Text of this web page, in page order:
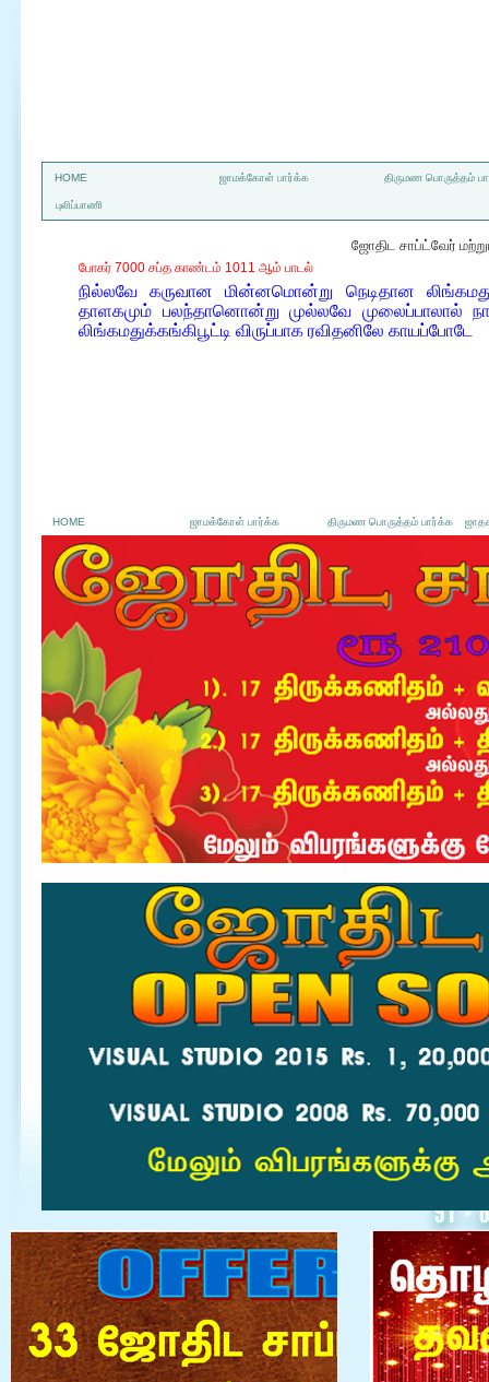
HOME ஜாமக்கோள் பார்க்க திருமண பொருத்தம்
புலிப்பாணி
ஜோதிட சாப்ட்வேர்
போகர் 7000 சப்த காண்டம் 1011 ஆம் பாடல்
நில்லவே கருவான மின்னமொன்று நெடிதான
தாளகமும் பலந்தானொன்று முல்லவே முலைப்பாலால்
லிங்கமதுக்கங்கிபூட்டி விருப்பாக ரவிதனிலே காயப்போடே
HOME ஜாமக்கோள் பார்க்க திருமண பொருத்தம் பார்க்க